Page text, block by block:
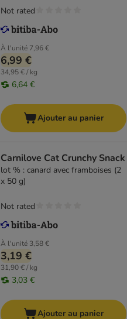
À l'unité 7,96 €
6,99 €
34,95 € / kg
6,64 €
Not rated
Ajouter au panier
Carnilove Cat Crunchy Snack
lot % : canard avec framboises (2
x 50 g)
À l'unité 3,58 €
3,19 €
31,90 € / kg
3,03 €
Not rated
Ajouter au panier